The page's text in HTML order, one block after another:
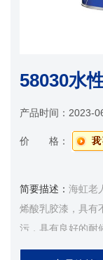
58030水
产品时间： 2023-
价 格：
简要描述： 海虹老
烯酸乳胶漆，具有
污，具有良好的耐
可用于中等至严重